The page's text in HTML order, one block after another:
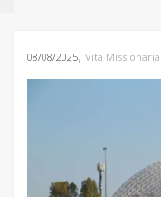
08/08/2025, Vita Missionaria